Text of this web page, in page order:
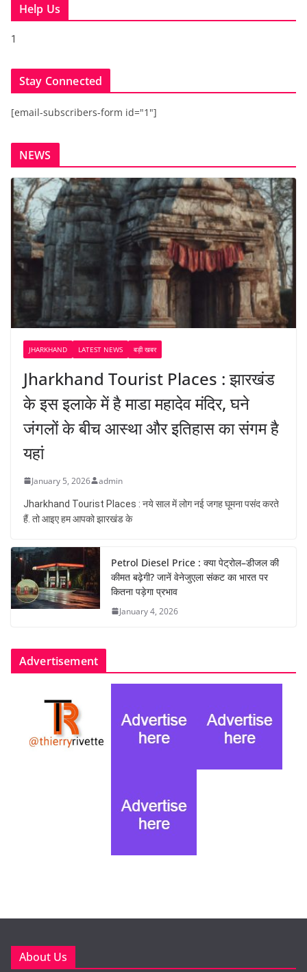
Help Us
1
Stay Connected
[email-subscribers-form id="1"]
NEWS
JHARKHAND LATEST NEWS बड़ी खबर
Jharkhand Tourist Places : झारखंड
के इस इलाके में है माडा महादेव मंदिर, घने
जंगलों के बीच आस्था और इतिहास का संगम है
यहां
January 5, 2026 admin
Jharkhand Tourist Places : नये साल में लोग नई जगह घूमना पसंद करते
हैं. तो आइए हम आपको झारखंड के
Petrol Diesel Price : क्या पेट्रोल–डीजल की
कीमत बढ़ेगी? जानें वेनेजुएला संकट का भारत पर
कितना पड़ेगा प्रभाव
January 4, 2026
Advertisement
About Us